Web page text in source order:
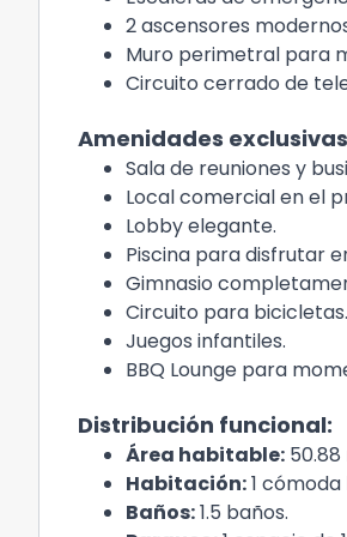
2 ascensores
Muro perimetral para
Circuito cerrado de
Amenidades
Sala de reuniones y
Local comercial en el
Lobby elegante.
Piscina para disfrutar
Gimnasio
Circuito para bicicletas.
Juegos infantiles.
BBQ Lounge para
Distribución funcional:
Área habitable: 50.88
Habitación:1
Baños:1.5 baños.